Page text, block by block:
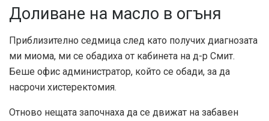
Доливане на масло в огъня
Приблизително седмица след като получих диагнозата
ми миома, ми се обадиха от кабинета на д-р Смит.
Беше офис администратор, който се обади, за да
насрочи хистеректомия.
Отново нещата започнаха да се движат на забавен